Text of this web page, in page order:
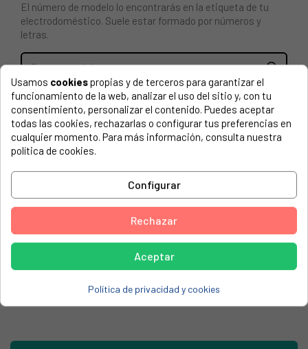
El número de modelo lo encontrarás en la etiqueta de tu
electrodoméstico. Suele estar formado por números y
letras.
MODULO INVERTER FRIGORIFICO HAIER
HAIER, A3FE735CGJE 34003578 BB0A1HE9300
HAIER, A3FE735CGJE 34003577 BB0A1HE9308
HAIER, A3FE735CMJ
HAIER, A3FE735CMJ(UK)
HAIER, A3FE737CMJ
HAIER, A3FE737CMJ(EE)
Usamos cookiespropias y de terceros para garantizar el
funcionamiento de la web, analizar el uso del sitio y, con tu
consentimiento, personalizar el contenido. Puedes aceptar
todas las cookies, rechazarlas o configurar tus preferencias en
cualquier momento. Para más información, consulta nuestra
política de cookies.
Configurar
Rechazar
Aceptar
Política de privacidad y cookies